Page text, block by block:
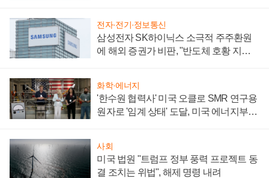
전자·전기·정보통신
삼성전자 SK하이닉스 소극적 주주환원
에 해외 증권가 비판, "반도체 호황 지속
화학·에너지
'한수원 협력사' 미국 오클로 SMR 연구용
원자로 '임계 상태' 도달, 미국 에너지부
사회
미국 법원 "트럼프 정부 풍력 프로젝트 동
결 조치는 위법", 해제 명령 내려